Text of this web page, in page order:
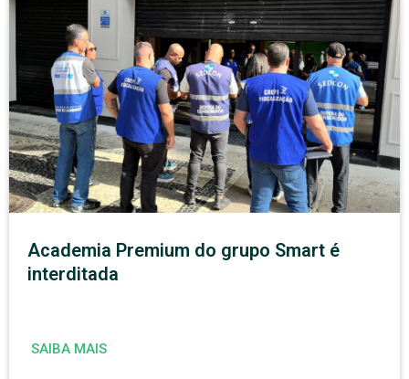
Academia Premium do grupo Smart é
interditada
SAIBA MAIS